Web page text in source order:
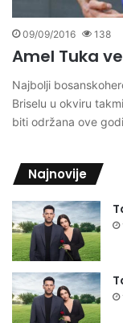
09/09/2016 138
Amel Tuka
Najbolji
Briselu u okviru
biti održana ove
Najnovije